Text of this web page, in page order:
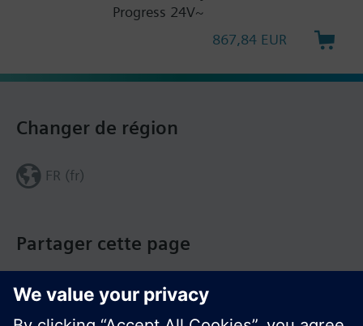
Progress 24V~
867,84 EUR
Partager cette page
Changer de région
FR (fr)